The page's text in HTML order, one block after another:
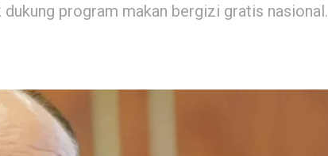
program makan bergizi gratis nasional.